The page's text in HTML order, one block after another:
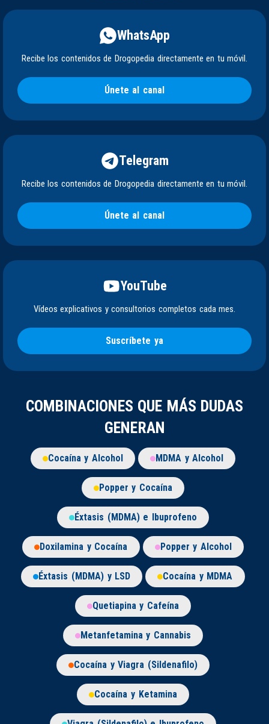
WhatsApp
Recibe los contenidos de Drogopedia directamente en tu móvil.
Únete al canal
Telegram
Recibe los contenidos de Drogopedia directamente en tu móvil.
Únete al canal
YouTube
Vídeos explicativos y consultorios completos cada mes.
Suscríbete ya
COMBINACIONES QUE MÁS DUDAS
GENERAN
Cocaína y Alcohol MDMA y Alcohol
Popper y Cocaína
Éxtasis (MDMA) e Ibuprofeno
Doxilamina y Cocaína Popper y Alcohol
Éxtasis (MDMA) y LSD Cocaína y MDMA
Quetiapina y Cafeína
Metanfetamina y Cannabis
Cocaína y Viagra (Sildenafilo)
Cocaína y Ketamina